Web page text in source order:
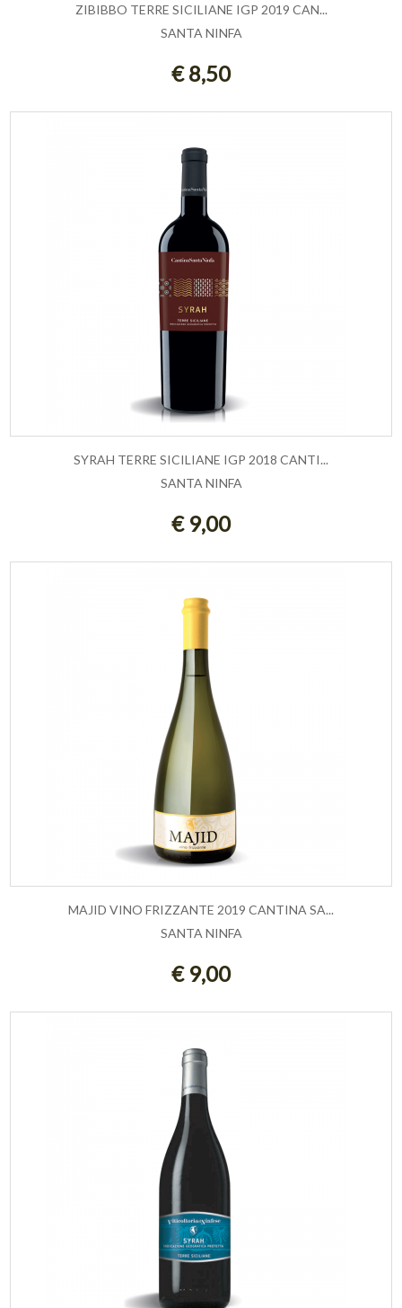
ESAURITO
ZIBIBBO TERRE SICILIANE IGP 2019 CAN...
SANTA NINFA
€ 8,50
ESAURITO
SYRAH TERRE SICILIANE IGP 2018 CANTI...
SANTA NINFA
€ 9,00
ESAURITO
MAJID VINO FRIZZANTE 2019 CANTINA SA...
SANTA NINFA
€ 9,00